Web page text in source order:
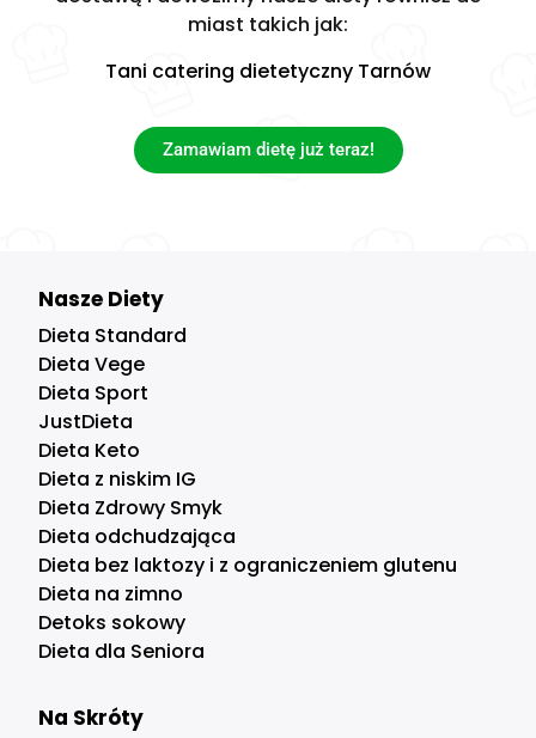
miast takich jak:
Tani catering dietetyczny Tarnów
Zamawiam dietę już teraz!
Nasze Diety
Dieta Standard
Dieta Vege
Dieta Sport
JustDieta
Dieta Keto
Dieta z niskim IG
Dieta Zdrowy Smyk
Dieta odchudzająca
Dieta bez laktozy i z ograniczeniem glutenu
Dieta na zimno
Detoks sokowy
Dieta dla Seniora
Na Skróty